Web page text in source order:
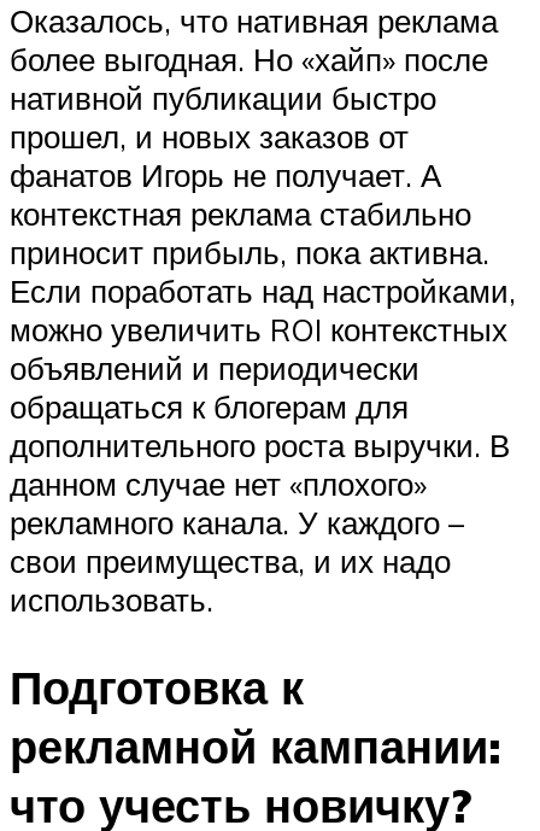
Оказалось, что нативная реклама
более выгодная. Но «хайп» после
нативной публикации быстро
прошел, и новых заказов от
фанатов Игорь не получает. А
контекстная реклама стабильно
приносит прибыль, пока активна.
Если поработать над настройками,
можно увеличить ROI контекстных
объявлений и периодически
обращаться к блогерам для
дополнительного роста выручки. В
данном случае нет «плохого»
рекламного канала. У каждого –
свои преимущества, и их надо
использовать.
Подготовка к
рекламной кампании:
что учесть новичку?